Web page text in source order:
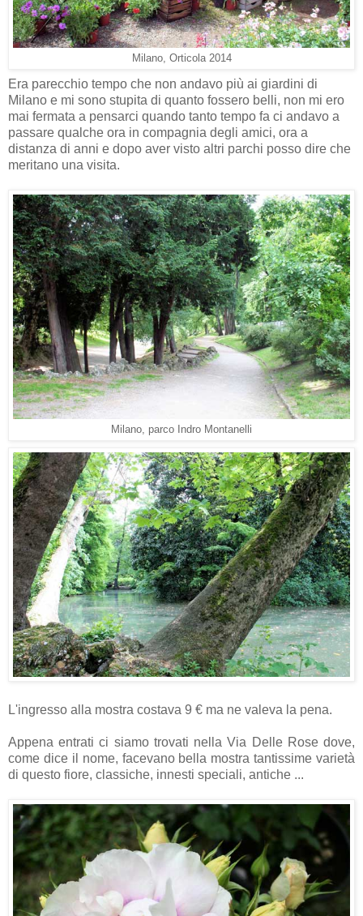
Milano, Orticola 2014
Era parecchio tempo che non andavo più ai giardini di
Milano e mi sono stupita di quanto fossero belli, non mi ero
mai fermata a pensarci quando tanto tempo fa ci andavo a
passare qualche ora in compagnia degli amici, ora a
distanza di anni e dopo aver visto altri parchi posso dire che
meritano una visita.
Milano, parco Indro Montanelli
L'ingresso alla mostra costava 9 € ma ne valeva la pena.
Appena entrati ci siamo trovati nella Via Delle Rose dove,
come dice il nome, facevano bella mostra tantissime varietà
di questo fiore, classiche, innesti speciali, antiche ...